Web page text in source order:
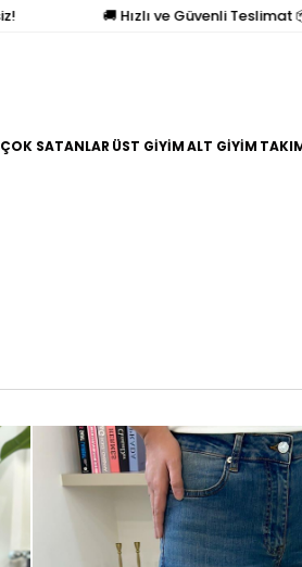
🚚 Hızlı ve Güvenli Teslimat 📦
ÇOK SATANLAR ÜST GİYİMALT GİYİM